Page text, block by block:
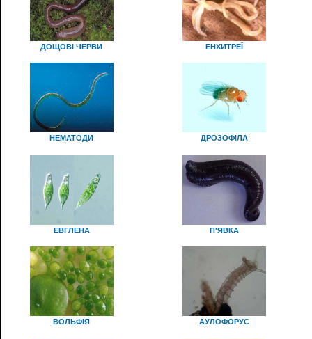
ДОЩОВІ ЧЕРВИ ЕНХИТРЕЇ
НЕМАТОДИ ДРОЗОФіЛА
ЕВГЛЕНА П'ЯВКА
ВОЛЬФІЯ АУЛОФОРУС